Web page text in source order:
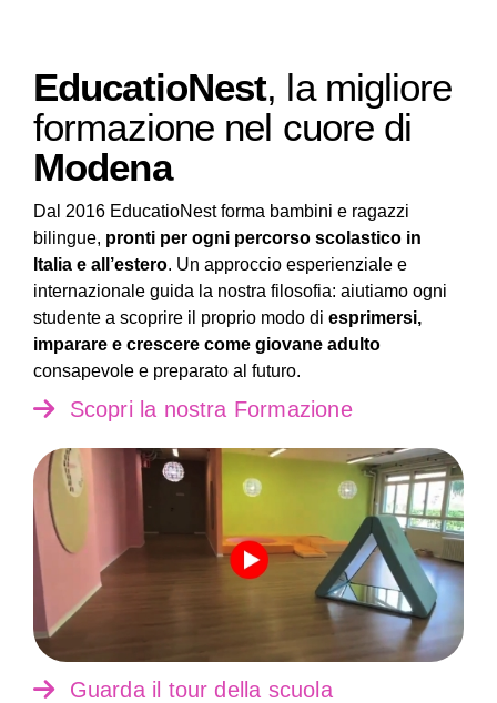
EducatioNest, la migliore
formazione nel cuore di
Modena
Dal 2016 EducatioNest forma bambini e ragazzi
bilingue, pronti per ogni percorso scolastico in
Italia e all’estero. Un approccio esperienziale e
internazionale guida la nostra filosofia: aiutiamo ogni
studente a scoprire il proprio modo di esprimersi,
imparare e crescere come giovane adulto
consapevole e preparato al futuro.
Scopri la nostra Formazione
Guarda il tour della scuola